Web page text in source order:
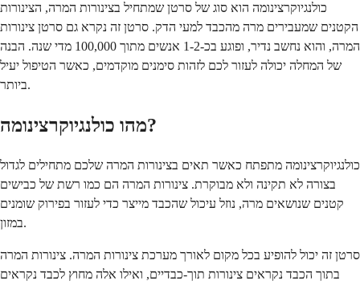
כולנגיוקרצינומה הוא סוג של סרטן שמתחיל בצינורות המרה, הצינורות
הקטנים שמעבירים מרה מהכבד למעי הדק. סרטן זה נקרא גם סרטן צינורות
המרה, והוא נחשב נדיר, ופוגע בכ-1-2 אנשים מתוך 100,000 מדי שנה. הבנה
של המחלה יכולה לעזור לכם לזהות סימנים מוקדמים, כאשר הטיפול יעיל
ביותר.
מהו כולנגיוקרצינומה?
כולנגיוקרצינומה מתפתח כאשר תאים בצינורות המרה שלכם מתחילים לגדול
בצורה לא תקינה ולא מבוקרת. צינורות המרה הם כמו רשת של כבישים
קטנים שנושאים מרה, נוזל עיכול שהכבד מייצר כדי לעזור בפירוק שומנים
במזון.
סרטן זה יכול להופיע בכל מקום לאורך מערכת צינורות המרה. צינורות המרה
בתוך הכבד נקראים צינורות תוך-כבדיים, ואילו אלה מחוץ לכבד נקראים